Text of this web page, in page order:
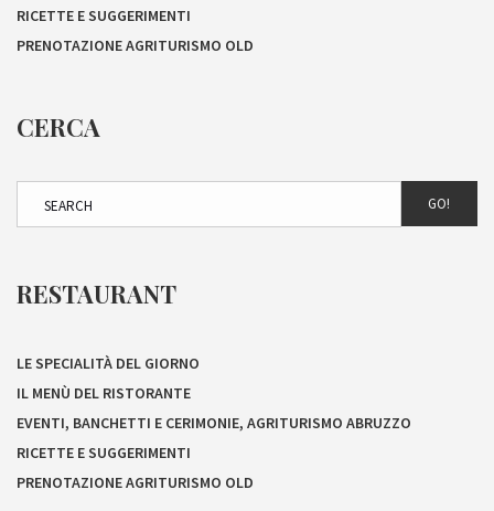
RICETTE E SUGGERIMENTI
PRENOTAZIONE AGRITURISMO OLD
CERCA
GO!
RESTAURANT
LE SPECIALITÀ DEL GIORNO
IL MENÙ DEL RISTORANTE
EVENTI, BANCHETTI E CERIMONIE, AGRITURISMO ABRUZZO
RICETTE E SUGGERIMENTI
PRENOTAZIONE AGRITURISMO OLD